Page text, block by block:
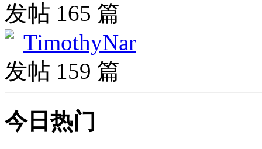
发帖 165 篇
TimothyNar
发帖 159 篇
今日热门